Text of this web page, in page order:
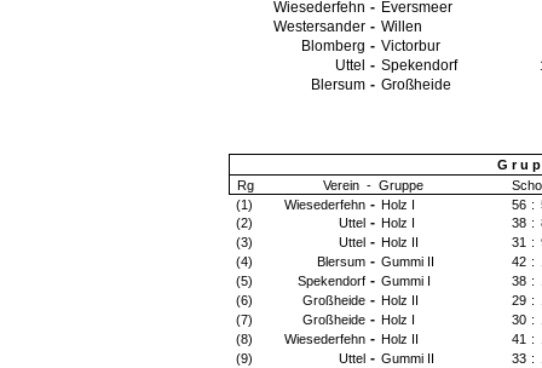
Wiesederfehn - Eversmeer
Westersander - Willen
Blomberg - Victorbur
Uttel - Spekendorf
Blersum - Großheide
G r u
Rg
Verein - Gruppe
(1)
Wiesederfehn - Holz I 56 :
(2)
Uttel - Holz I 38 :
(3)
Uttel - Holz II 31 :
(4)
Blersum - Gummi II 42 :
(5)
Spekendorf - Gummi I 38 :
(6)
Großheide - Holz II 29 :
(7)
Großheide - Holz I 30 :
(8)
Wiesederfehn - Holz II 41 :
(9)
Uttel - Gummi II 33 :